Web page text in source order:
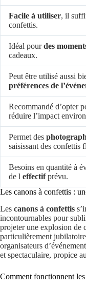
Facile à utiliser, il
confettis.
Idéal pourdes
cadeaux.
Peut être utilisé aussi
préférences de
Recommandé d’opter
réduire l’impact
Permet des
saisissant des confettis
Besoins en quantité à
de l effectifprévu.
Les canons à confettis :
Les canons à confettis
incontournables pour
projeter une explosion de
particulièrement
organisateurs
et spectaculaire, propice
Comment fonctionnent